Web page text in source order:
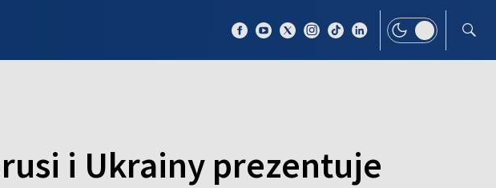
i Ukrainy prezentuje